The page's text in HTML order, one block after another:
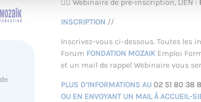
👉🏼 Webinaire de pré-inscription, LIEN :
INSCRIPTION //
Inscrivez-vous ci-dessous. Toutes les
Forum FONDATION MOZAIKEmploi
et un mail de rappel Webinaire vous
PLUS D’INFORMATIONS AU 02 51 80 38
OU EN ENVOYANT UN MAIL À ACCUEIL-